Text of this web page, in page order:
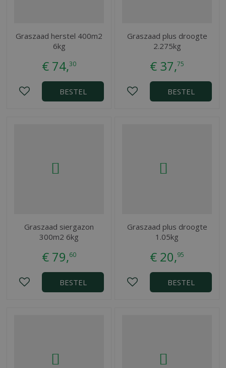
Graszaad herstel 400m2
6kg
€ 74,30
BESTEL
Graszaad plus droogte
2.275kg
€ 37,75
BESTEL
Graszaad siergazon
300m2 6kg
€ 79,60
BESTEL
Graszaad plus droogte
1.05kg
€ 20,95
BESTEL